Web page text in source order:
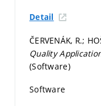
Detail
ČERVENÁK, R.;
Quality
(Software)
Software